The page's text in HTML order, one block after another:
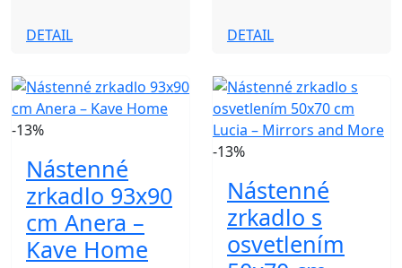
DETAIL DETAIL
-13%
Nástenné
zrkadlo 93x90
cm Anera –
Kave Home
-13%
Nástenné
zrkadlo s
osvetlením